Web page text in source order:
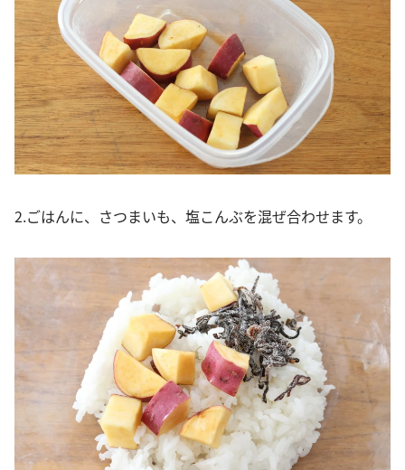
2.ごはんに、さつまいも、塩こんぶを混ぜ合わせます。